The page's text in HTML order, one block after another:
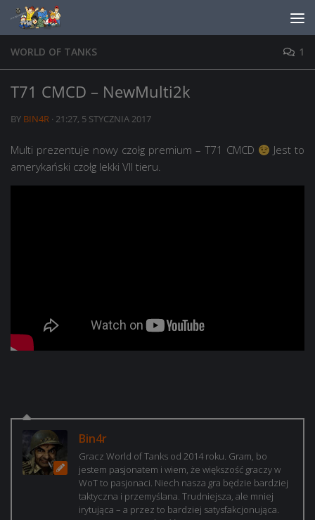
Skip to content
WORLD OF TANKS 1
T71 CMCD – NewMulti2k
BY BIN4R · 21:27, 5 STYCZNIA 2017
Multi prezentuje nowy czołg premium – T71 CMCD
Jest to
amerykański czołg lekki VII tieru.
Bin4r
Gracz World of Tanks od 2014 roku. Gram, bo
jestem pasjonatem i wiem, że większość graczy w
WoT to pasjonaci. Niech nasza gra będzie bardziej
taktyczna i przemyślana. Trudniejsza, ale mniej
irytująca – a przez to bardziej satysfakcjonująca.